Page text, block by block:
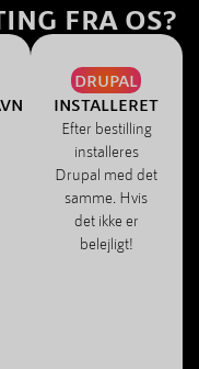
FRA OS?
DRUPAL
INSTALLERET
Efter bestilling
installeres
Drupal med det
samme. Hvis
det ikke er
belejligt!